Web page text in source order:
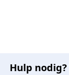
Hulp